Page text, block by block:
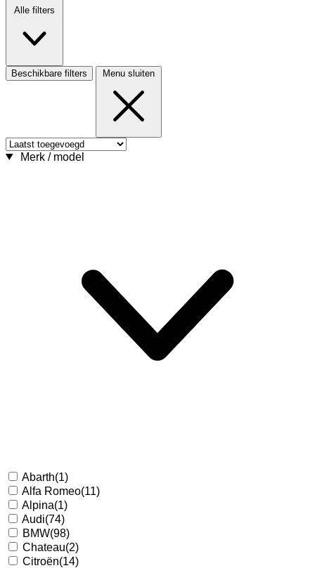
Alle filters
Beschikbare filters Menu sluiten
Merk / model
Abarth(1)
Alfa Romeo(11)
Alpina(1)
Audi(74)
BMW(98)
Chateau(2)
Citroën(14)